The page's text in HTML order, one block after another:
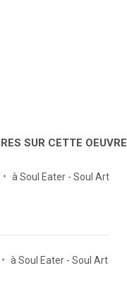
SUR CETTE OEUVRE
à Soul Eater - Soul Art
à Soul Eater - Soul Art